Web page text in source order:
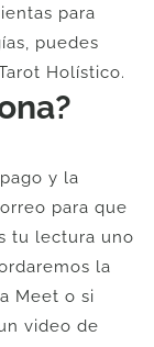
para
puedes
Holístico.
y la
para que
tu lectura uno
la
Meet o si
video de